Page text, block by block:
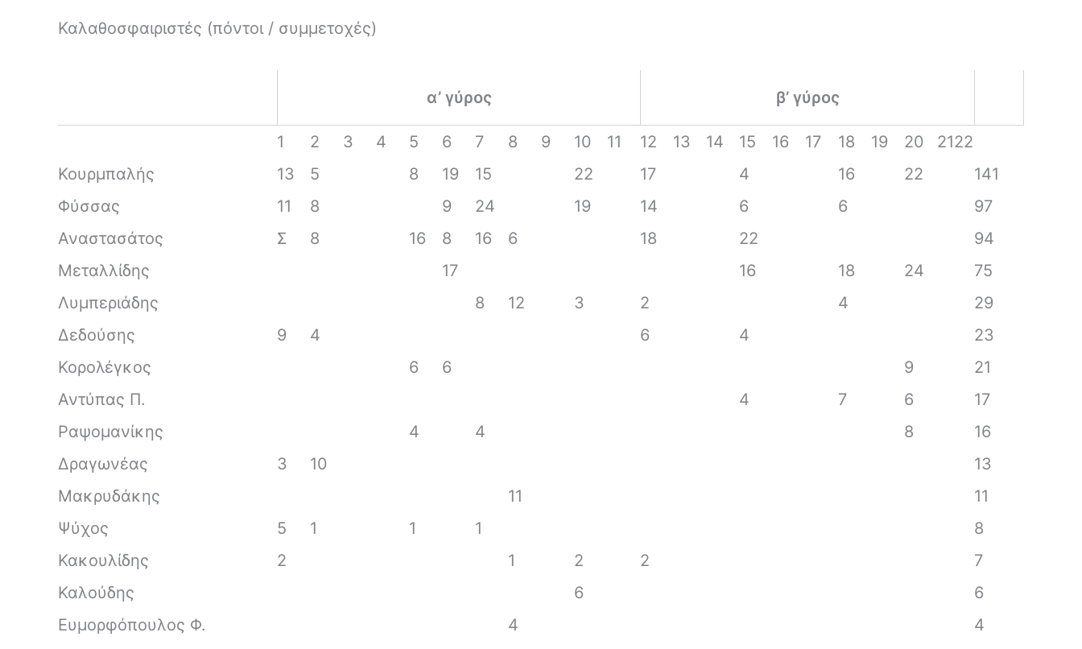
Καλαθοσφαιριστές (πόντοι / συμμετοχές)
α’ γύρος β’ γύρος
1 2 3 4 5 6 7 8 9 10 11 12 13 14 15 16 17 18 19 20 2122
Κουρμπαλής
13 5 8 19 15 22 17 4 16 22
141
Φύσσας
11 8 9 24 19 14 6 6
97
Αναστασάτος
Σ 8 16 8 16 6 18 22
94
Μεταλλίδης
17 16 18 24
75
Λυμπεριάδης
8 12 3 2 4
29
Δεδούσης
9 4 6 4
23
Κορολέγκος
6 6 9
21
Αντύπας Π.
4 7 6
17
Ραψομανίκης
4 4 8
16
Δραγωνέας
3 10
13
Μακρυδάκης
11
11
Ψύχος
5 1 1 1
8
Κακουλίδης
2 1 2 2
7
Καλούδης
6
6
Ευμορφόπουλος Φ.
4
4